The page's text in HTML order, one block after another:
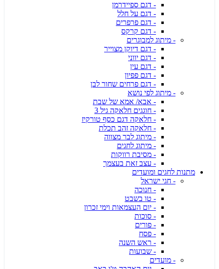
- דגם ספיידרמן
- דגם על חלל
- דגם פרפרים
- דגם קרקס
- מיתוג למבוגרים
- דגם דיוקן מצוייר
- דגם יווני
- דגם עין
- דגם פפיון
- דגם פרחים שחור לבן
- מיתוג לפי נושא
- אבא/ אמא של שבת
- חוגגים חלאקה גיל 3
- חלאקה דגם כסף טורקיז
- חלאקה זהב תכלת
- מיתוג לבר מצווה
- מיתוג לחגים
- מסיבת רווקות
- עצב זאת בעצמך
מתנות לחגים ומועדים
- חגי ישראל
- חנוכה
- טו בשבט
- יום העצמאות וימי זכרון
- סוכות
- פורים
- פסח
- ראש השנה
- שבועות
- מועדים